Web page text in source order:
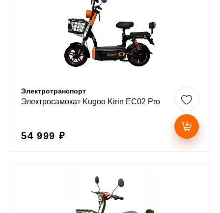
Электротранспорт
Электросамокат Kugoo Kirin EC02 Pro
54 999 ₽